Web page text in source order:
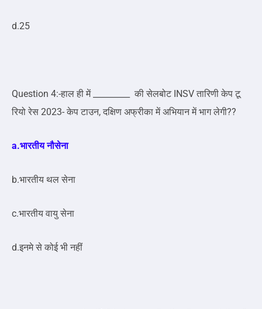
d.25
Question 4:-हाल ही में _________ की सेलबोट INSV तारिणी केप टू
रियो रेस 2023- केप टाउन, दक्षिण अफ्रीका में अभियान में भाग लेगी??
a.भारतीय नौसेना
b.भारतीय थल सेना
c.भारतीय वायु सेना
d.इनमे से कोई भी नहीं